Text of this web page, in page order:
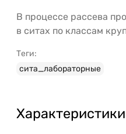
В процессе рассева
в ситах по классам
Теги:
сита_лабораторные
Характеристики